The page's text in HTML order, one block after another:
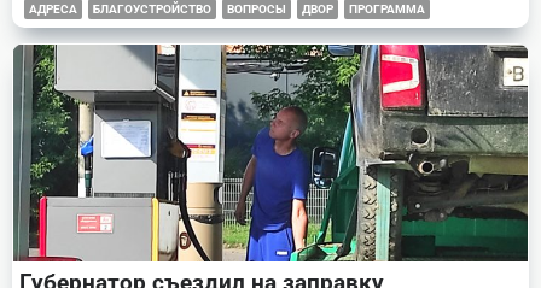
АДРЕСА БЛАГОУСТРОЙСТВО ВОПРОСЫ ДВОР ПРОГРАММА
Губернатор съездил на заправку